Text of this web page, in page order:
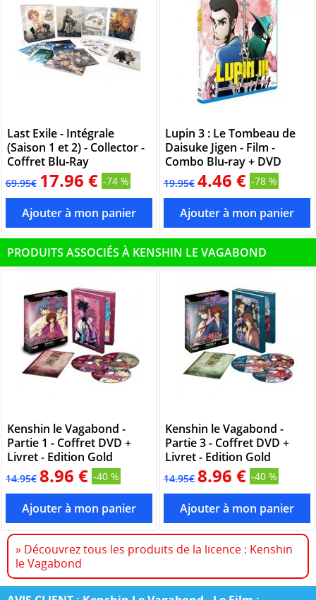
Last Exile - Intégrale
(Saison 1 et 2) - Collector -
Coffret Blu-Ray
69.95€ 17.96 € -74 %
Lupin 3 : Le Tombeau de
Daisuke Jigen - Film -
Combo Blu-ray + DVD
19.95€ 4.46 € -78 %
PRODUITS ASSOCIÉS À KENSHIN LE VAGABOND
Kenshin le Vagabond -
Partie 1 - Coffret DVD +
Livret - Edition Gold
14.95€ 8.96 € -40 %
Kenshin le Vagabond -
Partie 3 - Coffret DVD +
Livret - Edition Gold
14.95€ 8.96 € -40 %
» Découvrez tous les produits de la licence : Kenshin
le Vagabond